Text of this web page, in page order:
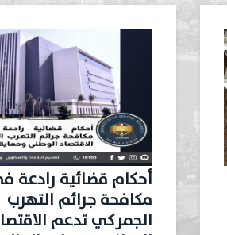
أحكام قضائية رادعة
مكافحة جرائم التهرب
الجمركي تدعم